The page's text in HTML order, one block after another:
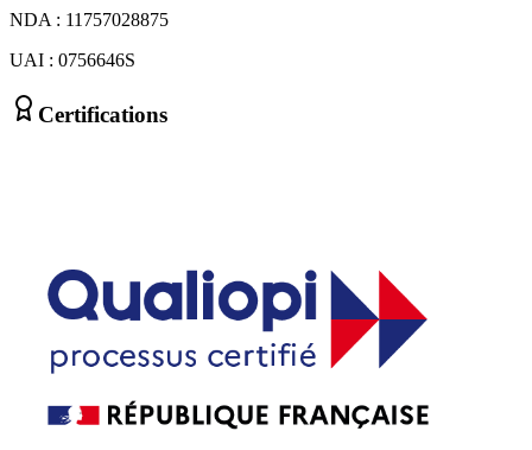
NDA : 11757028875
UAI : 0756646S
Certifications